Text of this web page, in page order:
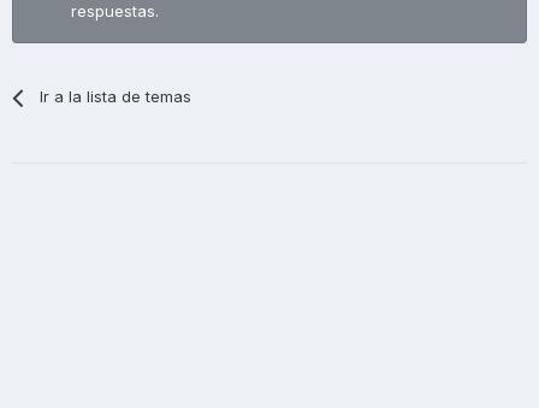
respuestas.
Ir a la lista de temas